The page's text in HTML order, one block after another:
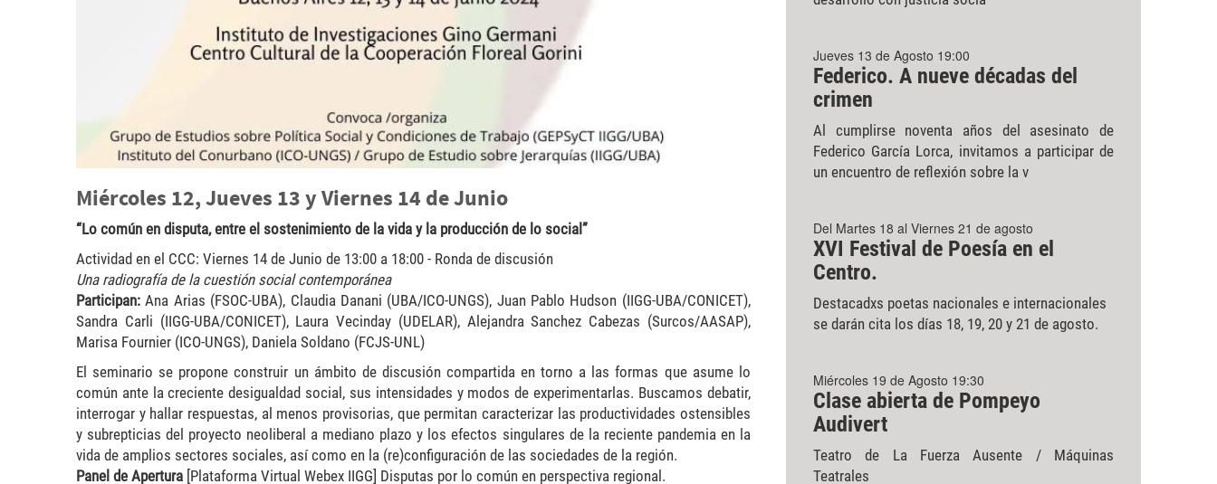
Miércoles 12, Jueves 13 y Viernes 14 de Junio
“Lo común en disputa, entre el sostenimiento de la vida y la producción de lo social”
Actividad en el CCC: Viernes 14 de Junio de 13:00 a 18:00 - Ronda de discusión
Una radiografía de la cuestión social contemporánea
Participan:Ana Arias (FSOC-UBA), Claudia Danani (UBA/ICO-UNGS), Juan Pablo Hudson (IIGG-UBA/CONICET),
Sandra Carli (IIGG-UBA/CONICET), Laura Vecinday (UDELAR), Alejandra Sanchez Cabezas (Surcos/AASAP),
Marisa Fournier (ICO-UNGS), Daniela Soldano (FCJS-UNL)
El seminario se propone construir un ámbito de discusión compartida en torno a las formas que asume lo
común ante la creciente desigualdad social, sus intensidades y modos de experimentarlas. Buscamos debatir,
interrogar y hallar respuestas, al menos provisorias, que permitan caracterizar las productividades ostensibles
y subrepticias del proyecto neoliberal a mediano plazo y los efectos singulares de la reciente pandemia en la
vida de amplios sectores sociales, así como en la (re)configuración de las sociedades de la región.
Panel de Apertura [Plataforma Virtual Webex IIGG] Disputas por lo común en perspectiva regional.
Jueves 13 de Agosto 19:00
Federico. A nueve décadas del
crimen
Al cumplirse noventa años del asesinato de
Federico García Lorca, invitamos a participar de
un encuentro de reflexión sobre la v
Del Martes 18 al Viernes 21 de agosto
XVI Festival de Poesía en el
Centro.
Destacadxs poetas nacionales e internacionales
se darán cita los días 18, 19, 20 y 21 de agosto.
Miércoles 19 de Agosto 19:30
Clase abierta de Pompeyo
Audivert
Teatro de La Fuerza Ausente / Máquinas
Teatrales